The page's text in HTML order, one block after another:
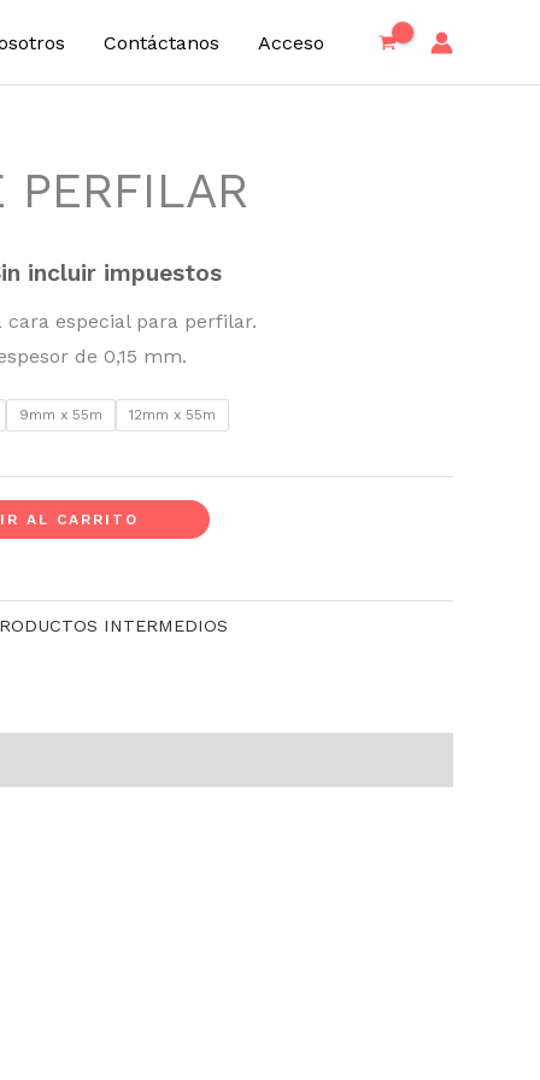
Contáctanos Acceso
PERFILAR
€
€
incluir impuestos
cara especial para perfilar.
de 0,15 mm.
9mm x 55m 12mm x 55m
AL CARRITO
INTERMEDIOS